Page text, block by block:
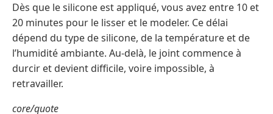
Dès que le silicone est appliqué, vous avez entre 10 et
20 minutes pour le lisser et le modeler. Ce délai
dépend du type de silicone, de la température et de
l’humidité ambiante. Au-delà, le joint commence à
durcir et devient difficile, voire impossible, à
retravailler.
core/quote